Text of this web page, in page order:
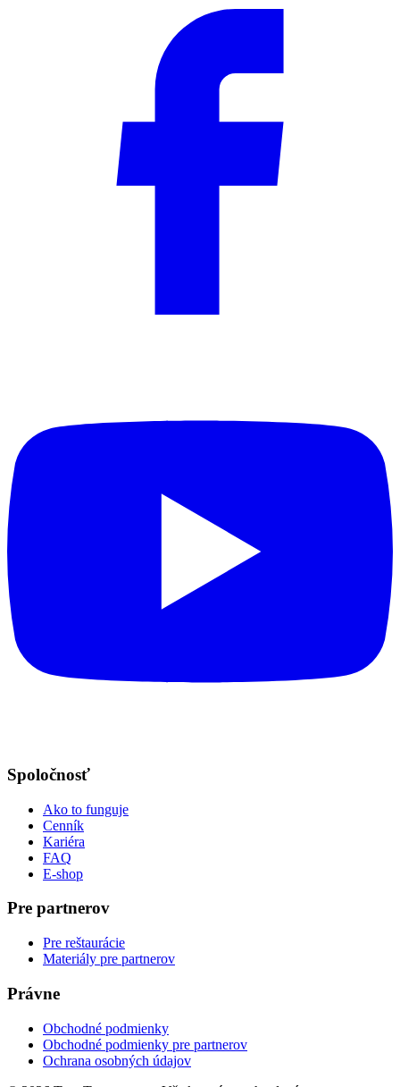
Spoločnosť
Ako to funguje
Cenník
Kariéra
FAQ
E-shop
Pre partnerov
Pre reštaurácie
Materiály pre partnerov
Právne
Obchodné podmienky
Obchodné podmienky pre partnerov
Ochrana osobných údajov